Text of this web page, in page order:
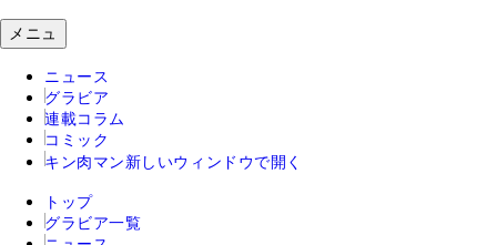
メニュ
ニュース
グラビア
連載コラム
コミック
キン肉マン 新しいウィンドウで開く
トップ
グラビア一覧